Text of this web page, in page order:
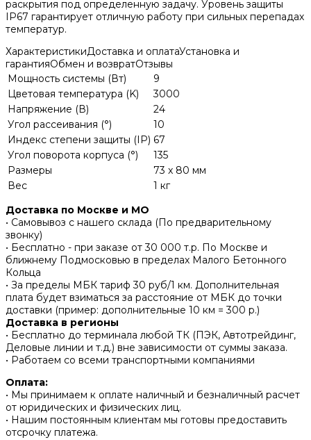
раскрытия под определенную задачу. Уровень защиты
IP67 гарантирует отличную работу при сильных перепадах
температур.
ХарактеристикиДоставка и оплатаУстановка и
гарантияОбмен и возвратОтзывы
Мощность системы (Вт)
9
Цветовая температура (K)
3000
Напряжение (В)
24
Угол рассеивания (°)
10
Индекс степени защиты (IP) 67
Угол поворота корпуса (°)
135
Размеры
73 x 80 мм
Вес
1 кг
Доставка по Москве и МО
• Самовывоз с нашего склада (По предварительному
звонку)
• Бесплатно - при заказе от 30 000 т.р. По Москве и
ближнему Подмосковью в пределах Малого Бетонного
Кольца
• За пределы МБК тариф 30 руб/1 км. Дополнительная
плата будет взиматься за расстояние от МБК до точки
доставки (пример: дополнительные 10 км = 300 р.)
Доставка в регионы
• Бесплатно до терминала любой ТК (ПЭК, Автотрейдинг,
Деловые линии и т.д.) вне зависимости от суммы заказа.
• Работаем со всеми транспортными компаниями
Оплата:
• Мы принимаем к оплате наличный и безналичный расчет
от юридических и физических лиц.
• Нашим постоянным клиентам мы готовы предоставить
отсрочку платежа.